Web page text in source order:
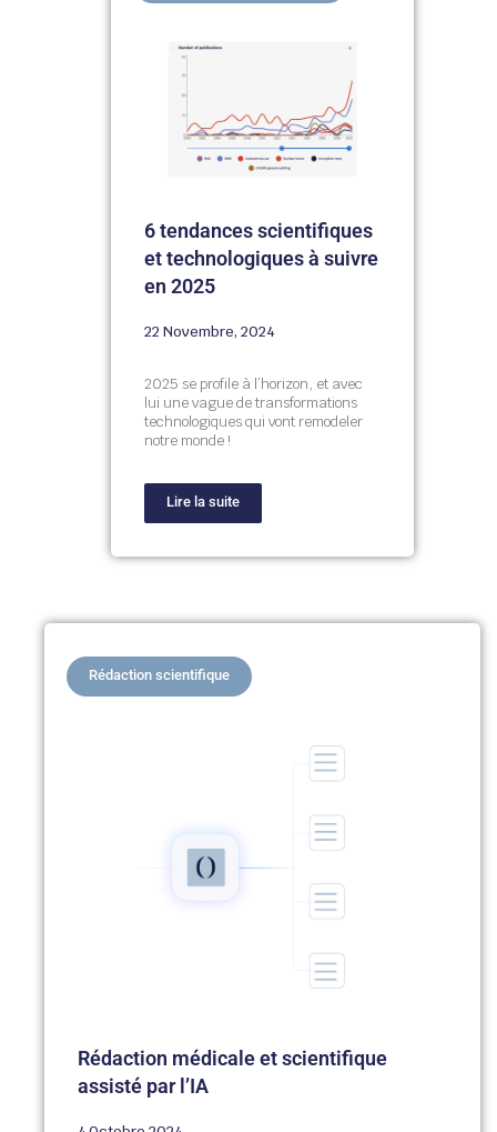
6 tendances scientifiques
et technologiques à suivre
en 2025
22 Novembre, 2024
2025 se profile à l’horizon, et avec
lui une vague de transformations
technologiques qui vont remodeler
notre monde !
Lire la suite
Rédaction scientifique
Rédaction médicale et scientifique
assisté par l’IA